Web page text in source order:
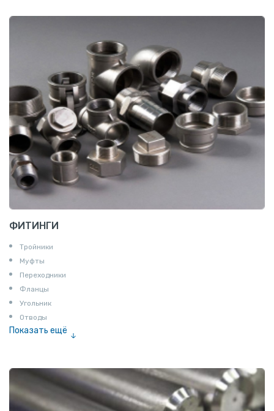
ФИТИНГИ
Тройники
Муфты
Переходники
Фланцы
Угольник
Отводы
Показать ещё
Соединение «американка»
Штуцеры
Сгоны